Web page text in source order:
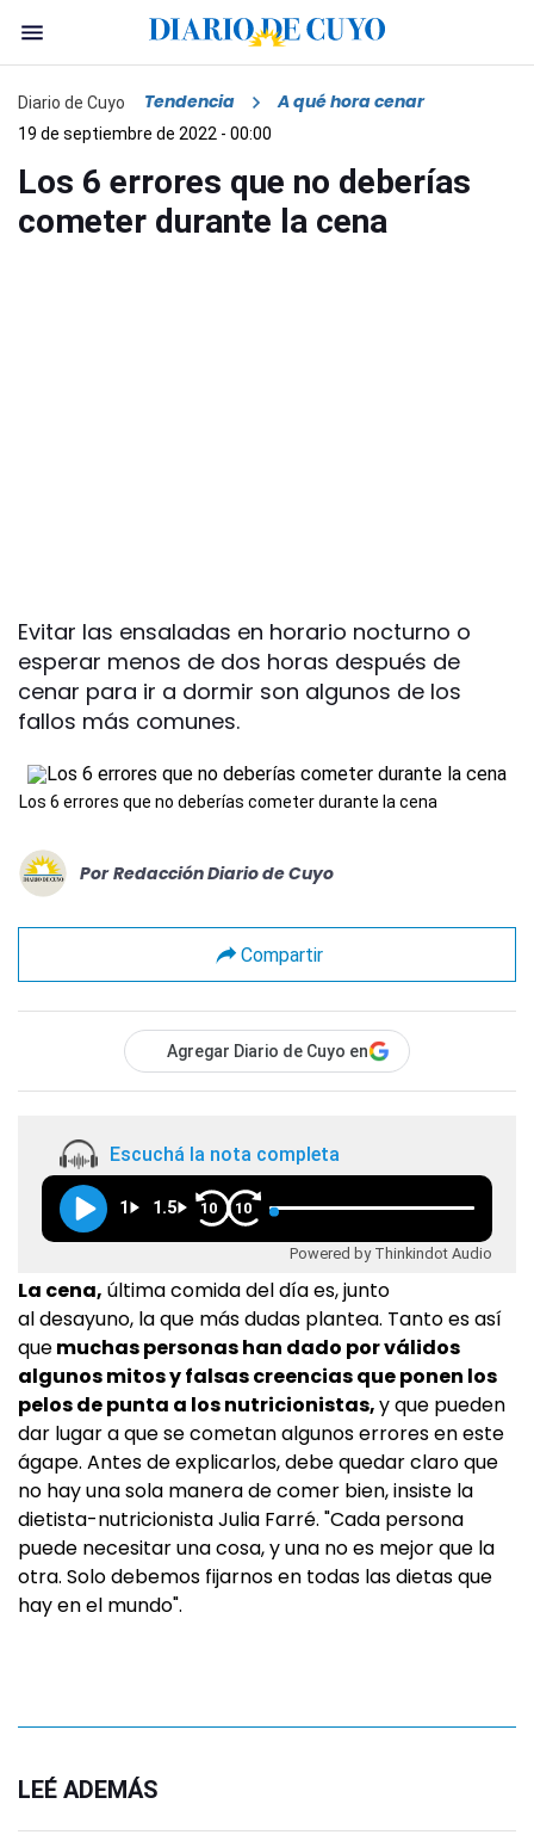
Diario de Cuyo Tendencia A qué hora cenar
19 de septiembre de 2022 - 00:00
Los 6 errores que no deberías
cometer durante la cena
Evitar las ensaladas en horario nocturno o
esperar menos de dos horas después de
cenar para ir a dormir son algunos de los
fallos más comunes.
Los 6 errores que no deberías cometer durante la cena
Por Redacción Diario de Cuyo
Compartir
Agregar Diario de Cuyo en
Escuchá la nota completa
1 1.5 10 10
Powered by Thinkindot Audio
La cena, última comida del día es, junto
al desayuno, la que más dudas plantea. Tanto es así
quemuchas personas han dado por válidos
algunos mitos y falsas creencias que ponen los
pelos de punta a los nutricionistas,y que pueden
dar lugar a que se cometan algunos errores en este
ágape. Antes de explicarlos, debe quedar claro que
no hay una sola manera de comer bien, insiste la
dietista-nutricionista Julia Farré. "Cada persona
puede necesitar una cosa, y una no es mejor que la
otra. Solo debemos fijarnos en todas las dietas que
hay en el mundo".
LEÉ ADEMÁS